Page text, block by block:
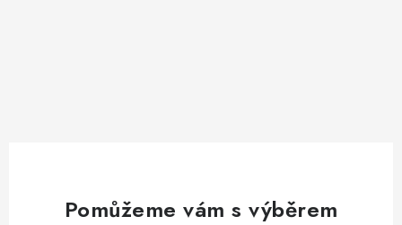
Pomůžeme vám s výběrem